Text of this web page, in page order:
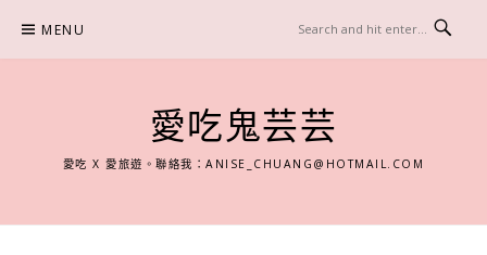
content
MENU
愛吃鬼芸芸
愛吃 X 愛旅遊。聯絡我：ANISE_CHUANG@HOTMAIL.COM